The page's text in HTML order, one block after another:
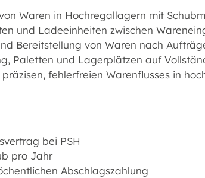
Waren in Hochregallagern mit
und Ladeeinheiten zwischen
Bereitstellung von Waren nach
Paletten und Lagerplätzen auf
fehlerfreien Warenflusses in
bei PSH
pro Jahr
Abschlagszahlung